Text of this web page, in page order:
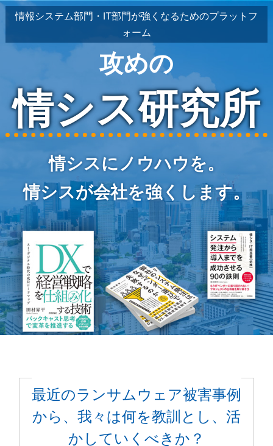
情報システム部門・IT部門が強くなるためのプラットフ
ォーム
攻めの
情シス研究所
情シスにノウハウを。
情シスが会社を強くします。
最近のランサムウェア被害事例
から、我々は何を教訓とし、活
かしていくべきか？